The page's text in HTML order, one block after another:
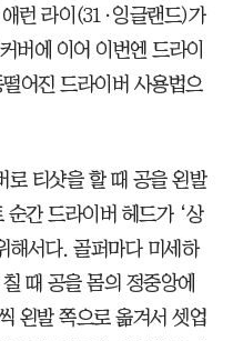
런 라이(31·잉글랜드)가
버에 이어 이번엔 드라이
어진 드라이버 사용법으
로 티샷을 할 때 공을 왼발
간 드라이버 헤드가 ‘상
해서다. 골퍼마다 미세하
때 공을 몸의 정중앙에
왼발 쪽으로 옮겨서 셋업